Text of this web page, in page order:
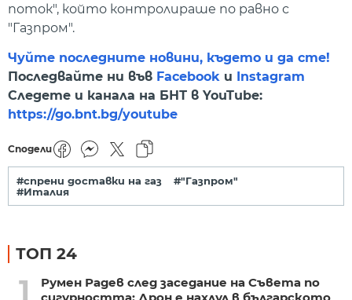
поток", който контролираше по равно с
"Газпром".
Чуйте последните новини, където и да сте!
Последвайте ни във Facebook и Instagram
Следете и канала на БНТ в YouTube:
https://go.bnt.bg/youtube
Сподели
#спрени доставки на газ
#"Газпром"
#Италия
ТОП 24
1
Румен Радев след заседание на Съвета по